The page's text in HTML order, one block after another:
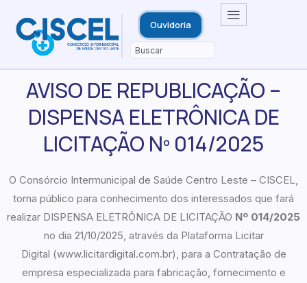
Ouvidoria
AVISO DE REPUBLICAÇÃO –
DISPENSA ELETRÔNICA DE
LICITAÇÃO Nº 014/2025
O Consórcio Intermunicipal de Saúde Centro Leste – CISCEL,
torna público para conhecimento dos interessados que fará
realizar DISPENSA ELETRÔNICA DE LICITAÇÃO Nº 014/2025
no dia 21/10/2025, através da Plataforma Licitar
Digital (www.licitardigital.com.br), para a Contratação de
empresa especializada para fabricação, fornecimento e